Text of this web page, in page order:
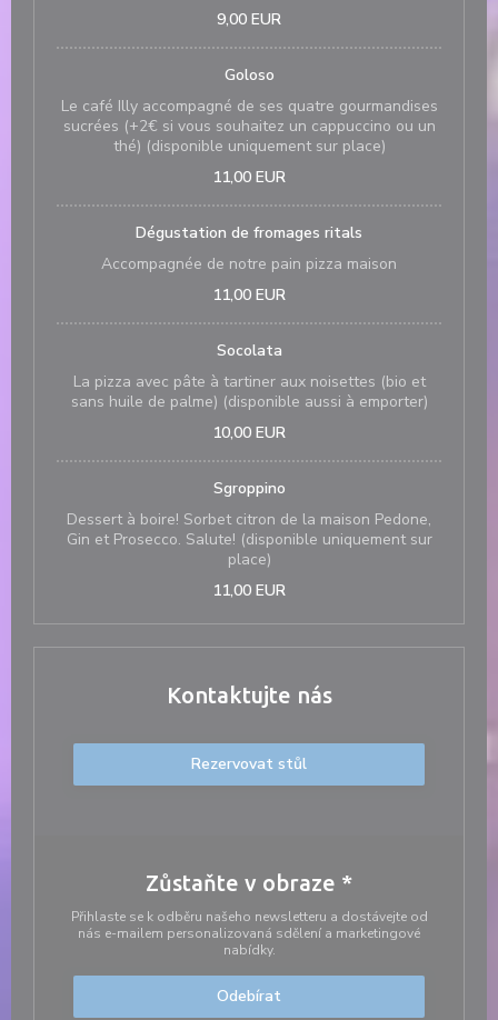
9,00 EUR
Goloso
Le café Illy accompagné de ses quatre gourmandises
sucrées (+2€ si vous souhaitez un cappuccino ou un
thé) (disponible uniquement sur place)
11,00 EUR
Dégustation de fromages ritals
Accompagnée de notre pain pizza maison
11,00 EUR
Socolata
La pizza avec pâte à tartiner aux noisettes (bio et
sans huile de palme) (disponible aussi à emporter)
10,00 EUR
Sgroppino
Dessert à boire! Sorbet citron de la maison Pedone,
Gin et Prosecco. Salute! (disponible uniquement sur
place)
11,00 EUR
Kontaktujte nás
Rezervovat stůl
Zůstaňte v obraze *
Přihlaste se k odběru našeho newsletteru a dostávejte od
nás e-mailem personalizovaná sdělení a marketingové
nabídky.
Odebírat